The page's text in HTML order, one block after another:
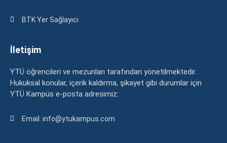
BTK Yer Sağlayıcı
İletişim
YTÜ öğrencileri ve mezunları tarafından yönetilmektedir.
Hukuksal konular, içerik kaldırma, şikayet gibi durumlar için
YTÜ Kampüs e-posta adresimiz:
Email: info@ytukampus.com